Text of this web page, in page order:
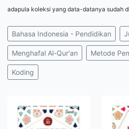
adapula koleksi yang data-datanya sudah
Bahasa Indonesia - Pendidikan
Menghafal Al-Qur'an Metode
Koding